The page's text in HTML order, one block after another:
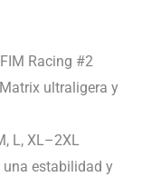
Racing #2
ultraligera y
L, XL–2XL
estabilidad y